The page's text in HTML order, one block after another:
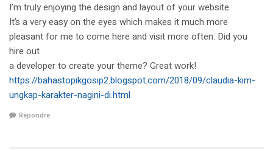
I’m truly enjoying the design and layout of your website.
It’s a very easy on the eyes which makes it much more
pleasant for me to come here and visit more often. Did you
hire out
a developer to create your theme? Great work!
https://bahastopikgosip2.blogspot.com/2018/09/claudia-kim-
ungkap-karakter-nagini-di.html
Répondre